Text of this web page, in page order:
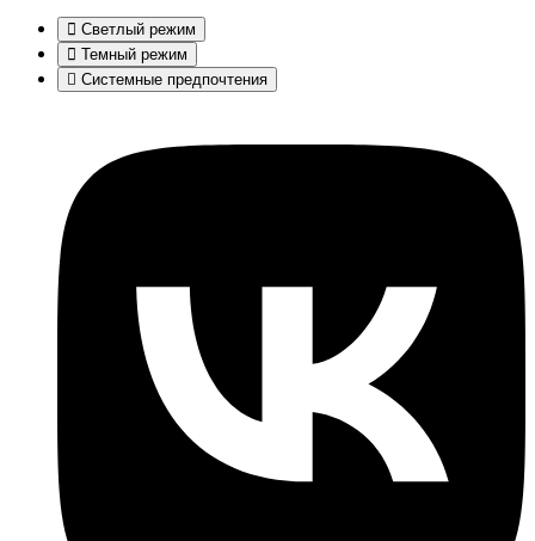
Светлый режим
Темный режим
Системные предпочтения